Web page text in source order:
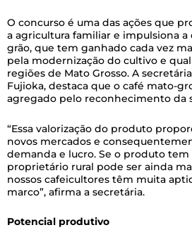
O concurso é uma das ações que
a agricultura familiar e impulsiona
grão, que tem ganhado cada vez
pela modernização do cultivo e
regiões de Mato Grosso. A
Fujioka, destaca que o café mato-
agregado pelo reconhecimento da
“Essa valorização do produto
novos mercados e
demanda e lucro. Se o produto tem
proprietário rural pode ser ainda
nossos cafeicultores têm muita
marco”, afirma a secretária.
Potencial produtivo